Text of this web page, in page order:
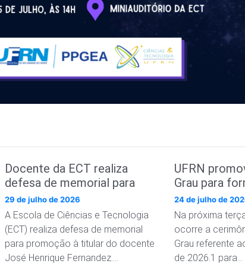
Docente da ECT realiza
defesa de memorial para
promoção à classe Titular
29 de julho de 2026
A Escola de Ciências e Tecnologia
(ECT) realiza defesa de memorial
para promoção à titular do docente
José Henrique Fernandez….
UFRN
Grau para
curso de
Tecnologia
24 de julho de
Na próxima
ocorre a
Grau referente
de 2026.1 para…